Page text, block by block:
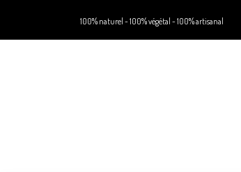
100% naturel - 100% végétal - 100% artisanal